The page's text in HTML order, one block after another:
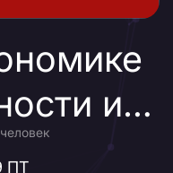
и
ПТ